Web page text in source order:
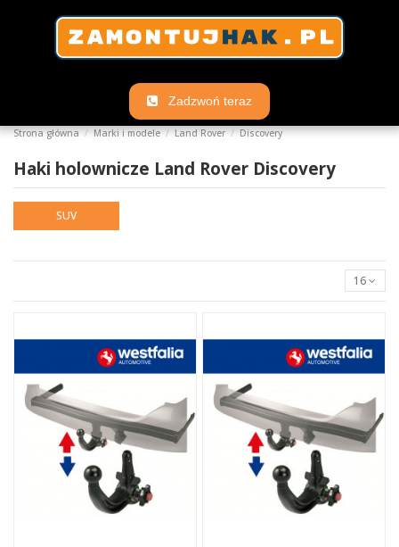
Zadzwoń teraz
Strona główna Marki i modele Land Rover Discovery
Haki holownicze Land Rover Discovery
SUV
16